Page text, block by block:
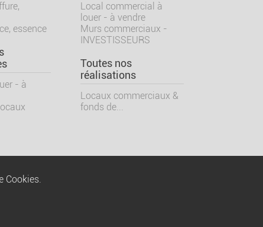
essence
- à
Local commercial à
louer - à vendre
Murs commerciaux -
INVESTISSEURS
Toutes nos
réalisations
Locaux commerciaux &
fonds de...
sommes nous ?
Cookies.